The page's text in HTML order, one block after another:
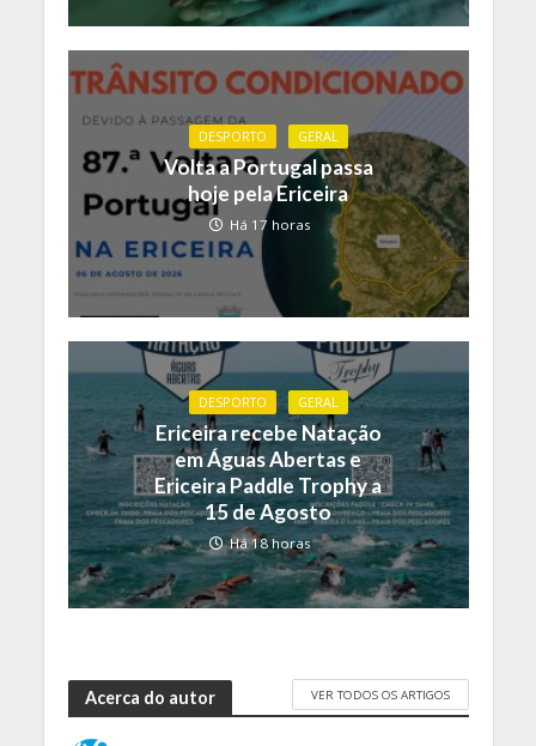
DESPORTO GERAL
Volta a Portugal passa
hoje pela Ericeira
Há 17 horas
DESPORTO GERAL
Ericeira recebe Natação
em Águas Abertas e
Ericeira Paddle Trophy a
15 de Agosto
Há 18 horas
Acerca do autor VER TODOS OS ARTIGOS